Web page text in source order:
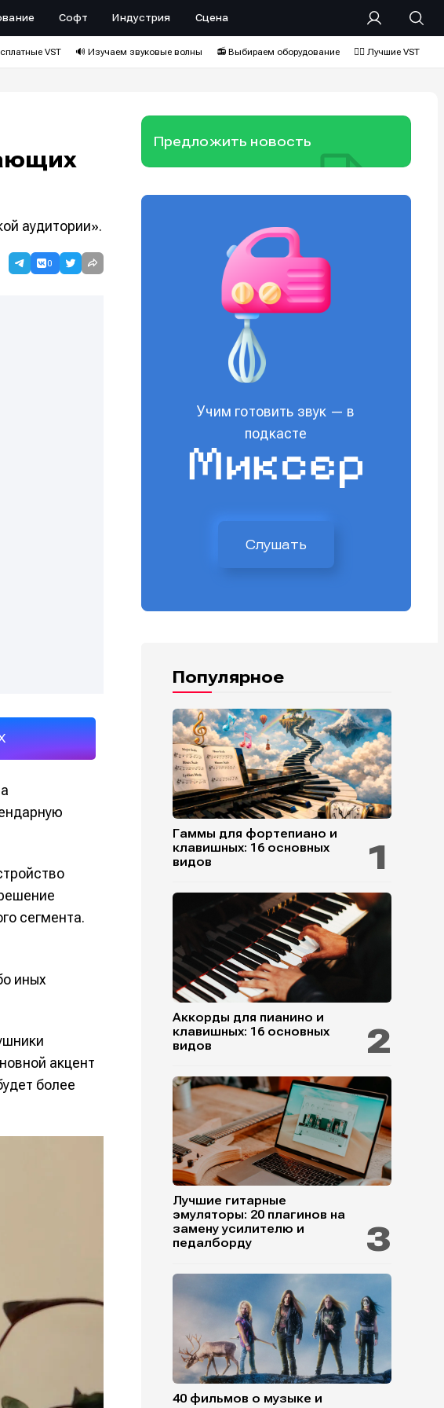
Софт Индустрия Сцена
VST 🔊 Изучаем звуковые волны 📻 Выбираем оборудование ❤️‍🔥 Лучшие VST
аудитории».
0
сегмента.
иных
акцент
более
Предложить новость
Учим готовить звук — в
подкасте
Слушать
Популярное
Гаммы для фортепиано и
клавишных: 16 основных
видов
Аккорды для пианино и
клавишных: 16 основных
видов
Лучшие гитарные
эмуляторы: 20 плагинов на
замену усилителю и
педалборду
40 фильмов о музыке и